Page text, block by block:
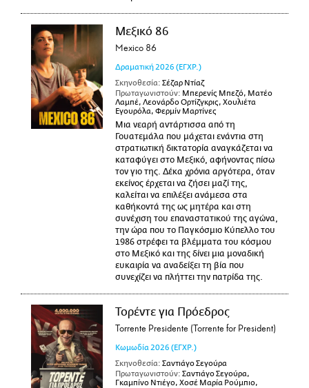
Μεξικό 86
Mexico 86
Δραματική 2026 (ΕΓΧΡ.)
Σκηνοθεσία: Σέζαρ Ντίαζ
Πρωταγωνιστούν: Μπερενίς Μπεζό, Ματέο
Λαμπέ, Λεονάρδο Ορτίζγκρις, Χουλιέτα
Εγουρόλα, Φερμίν Μαρτίνες
Μια νεαρή αντάρτισσα από τη
Γουατεμάλα που μάχεται ενάντια στη
στρατιωτική δικτατορία αναγκάζεται να
καταφύγει στο Μεξικό, αφήνοντας πίσω
τον γιο της. Δέκα χρόνια αργότερα, όταν
εκείνος έρχεται να ζήσει μαζί της,
καλείται να επιλέξει ανάμεσα στα
καθήκοντά της ως μητέρα και στη
συνέχιση του επαναστατικού της αγώνα,
την ώρα που το Παγκόσμιο Κύπελλο του
1986 στρέφει τα βλέμματα του κόσμου
στο Μεξικό και της δίνει μια μοναδική
ευκαιρία να αναδείξει τη βία που
συνεχίζει να πλήττει την πατρίδα της.
Τορέντε για Πρόεδρος
Torrente Presidente (Torrente for President)
Κωμωδία 2026 (ΕΓΧΡ.)
Σκηνοθεσία: Σαντιάγο Σεγούρα
Πρωταγωνιστούν: Σαντιάγο Σεγούρα,
Γκαμπίνο Ντιέγο, Χοσέ Μαρία Ρούμπιο,